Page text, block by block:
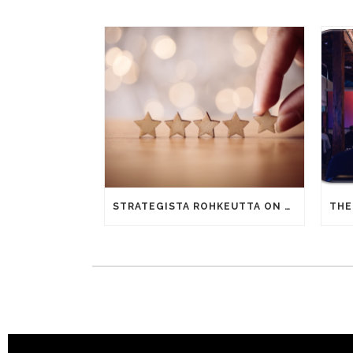
STRATEGISTA ROHKEUTTA ON SANOA EI MYÖS ASIAKKAILLE